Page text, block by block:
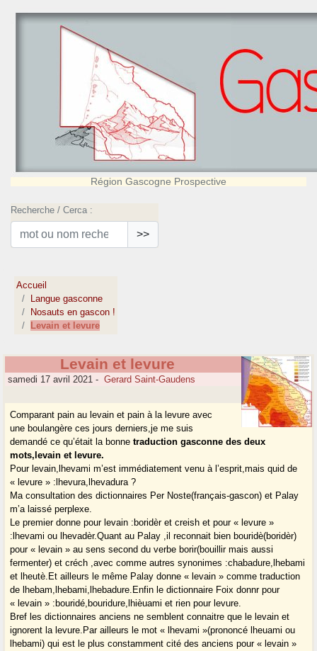
Région Gascogne Prospective
Recherche / Cerca :
>>
Accueil
Langue gasconne
Nosauts en gascon !
Levain et levure
Levain et levure
samedi 17 avril 2021 - Gerard Saint-Gaudens
Comparant pain au levain et pain à la levure avec
une boulangère ces jours derniers,je me suis
demandé ce qu’était la bonne traduction gasconne des deux
mots,levain et levure.
Pour levain,lhevami m’est immédiatement venu à l’esprit,mais quid de
« levure » :lhevura,lhevadura ?
Ma consultation des dictionnaires Per Noste(français-gascon) et Palay
m’a laissé perplexe.
Le premier donne pour levain :boridèr et creish et pour « levure »
:lhevami ou lhevadèr.Quant au Palay ,il reconnait bien bouridè(boridèr)
pour « levain » au sens second du verbe borir(bouillir mais aussi
fermenter) et créch ,avec comme autres synonimes :chabadure,lhebami
et lheutè.Et ailleurs le même Palay donne « levain » comme traduction
de lhebam,lhebami,lhebadure.Enfin le dictionnaire Foix donnr pour
« levain » :bouridé,bouridure,lhièuami et rien pour levure.
Bref les dictionnaires anciens ne semblent connaitre que le levain et
ignorent la levure.Par ailleurs le mot « lhevami »(prononcé lheuami ou
lhebami) qui est le plus constamment cité des anciens pour « levain »